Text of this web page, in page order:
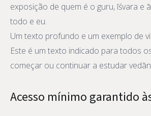
exposição de quem é o guru, īśvara e
todo e eu.
Um texto profundo e um exemplo de
Este é um texto indicado para todos
começar ou continuar a estudar
Acesso mínimo garantido